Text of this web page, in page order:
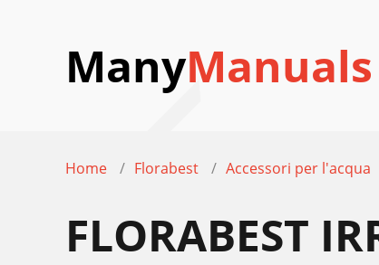
ManyManuals
Home Florabest Accessori per l'acqua
FLORABEST